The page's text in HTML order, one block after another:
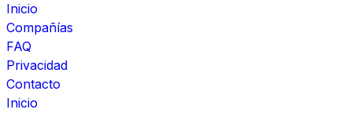
Inicio
Compañías
FAQ
Privacidad
Contacto
Inicio